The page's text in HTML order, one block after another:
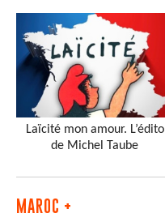
Laïcité mon amour. L’édito
de Michel Taube
MAROC +